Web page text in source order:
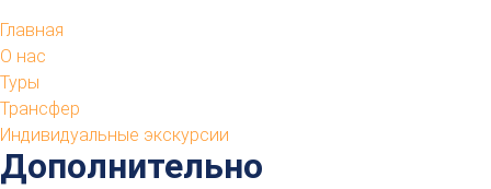
Главная
О нас
Туры
Трансфер
Индивидуальные экскурсии
Дополнительно